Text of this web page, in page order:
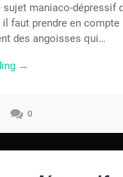
sujet maniaco-dépressif
faut prendre en compte
des angoisses qui…
→
0